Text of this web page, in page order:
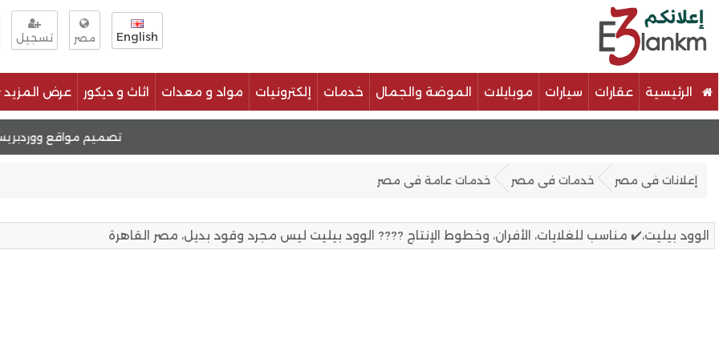
English مصر تسجيل
الرئيسية عقارات سيارات موبايلات الموضة والجمال خدمات إلكترونيات مواد و معدات اثاث و ديكور عرض المزيد
تصميم مواقع ووردبريس
إعلانات فى مصر خدمات فى مصر خدمات عامة فى مصر
الوود بيليت،✔️ مناسب للغلايات، الأفران، وخطوط الإنتاج ???? الوود بيليت ليس مجرد وقود بديل، مصر القاهرة